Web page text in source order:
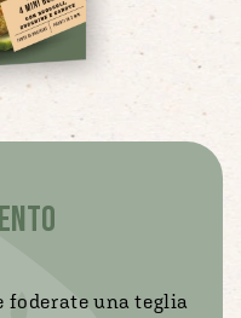
foderate una teglia